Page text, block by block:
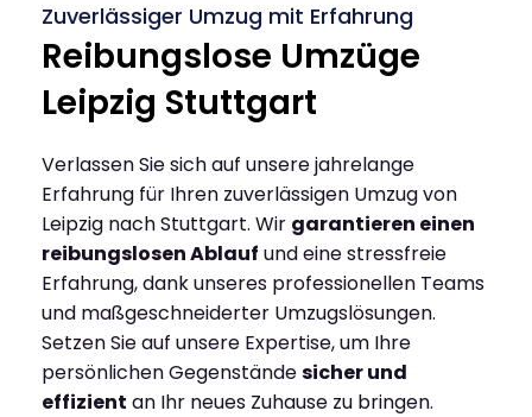
Zuverlässiger Umzug mit Erfahrung
Reibungslose Umzüge
Leipzig Stuttgart
Verlassen Sie sich auf unsere jahrelange
Erfahrung für Ihren zuverlässigen Umzug von
Leipzig nach Stuttgart. Wir garantieren einen
reibungslosen Ablauf und eine stressfreie
Erfahrung, dank unseres professionellen Teams
und maßgeschneiderter Umzugslösungen.
Setzen Sie auf unsere Expertise, um Ihre
persönlichen Gegenständesicher und
effizient an Ihr neues Zuhause zu bringen.